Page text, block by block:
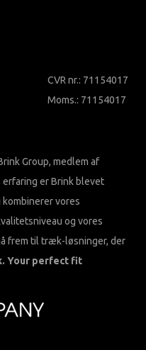
CVR nr.: 71154017
Moms.: 71154017
Group, medlem af
er Brink blevet
vores
og vores
frem til træk-løsninger, der
Your perfect fit